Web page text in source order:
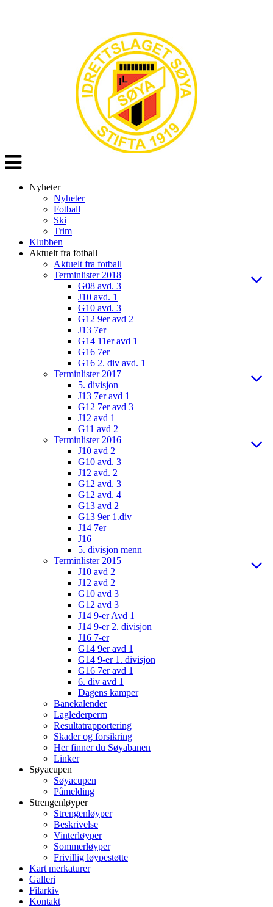
Veksle
navigasjon
Nyheter
Nyheter
Fotball
Ski
Trim
Klubben
Aktuelt fra fotball
Aktuelt fra fotball
Terminlister 2018
G08 avd. 3
J10 avd. 1
G10 avd. 3
G12 9er avd 2
J13 7er
G14 11er avd 1
G16 7er
G16 2. div avd. 1
Terminlister 2017
5. divisjon
J13 7er avd 1
G12 7er avd 3
J12 avd 1
G11 avd 2
Terminlister 2016
J10 avd 2
G10 avd. 3
J12 avd. 2
G12 avd. 3
G12 avd. 4
G13 avd 2
G13 9er 1.div
J14 7er
J16
5. divisjon menn
Terminlister 2015
J10 avd 2
J12 avd 2
G10 avd 3
G12 avd 3
J14 9-er Avd 1
J14 9-er 2. divisjon
J16 7-er
G14 9er avd 1
G14 9-er 1. divisjon
G16 7er avd 1
6. div avd 1
Dagens kamper
Banekalender
Laglederperm
Resultatrapportering
Skader og forsikring
Her finner du Søyabanen
Linker
Søyacupen
Søyacupen
Påmelding
Strengenløyper
Strengenløyper
Beskrivelse
Vinterløyper
Sommerløyper
Frivillig løypestøtte
Kart merkaturer
Galleri
Filarkiv
Kontakt